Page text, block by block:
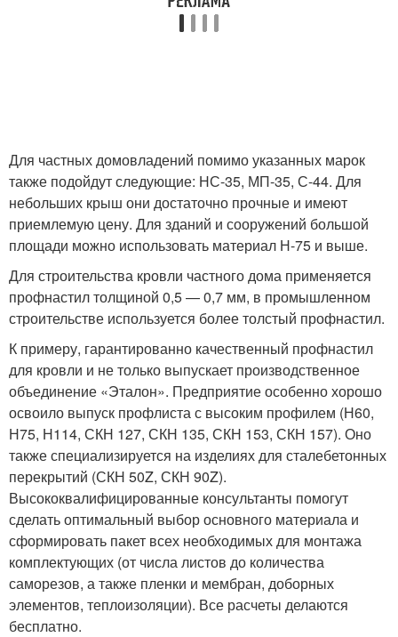
Для частных домовладений помимо указанных марок
также подойдут следующие: НС-35, МП-35, С-44. Для
небольших крыш они достаточно прочные и имеют
приемлемую цену. Для зданий и сооружений большой
площади можно использовать материал Н-75 и выше.
Для строительства кровли частного дома применяется
профнастил толщиной 0,5 — 0,7 мм, в промышленном
строительстве используется более толстый профнастил.
К примеру, гарантированно качественный профнастил
для кровли и не только выпускает производственное
объединение «Эталон». Предприятие особенно хорошо
освоило выпуск профлиста с высоким профилем (Н60,
Н75, Н114, СКН 127, СКН 135, СКН 153, СКН 157). Оно
также специализируется на изделиях для сталебетонных
перекрытий (СКН 50Z, СКН 90Z).
Высококвалифицированные консультанты помогут
сделать оптимальный выбор основного материала и
сформировать пакет всех необходимых для монтажа
комплектующих (от числа листов до количества
саморезов, а также пленки и мембран, доборных
элементов, теплоизоляции). Все расчеты делаются
бесплатно.